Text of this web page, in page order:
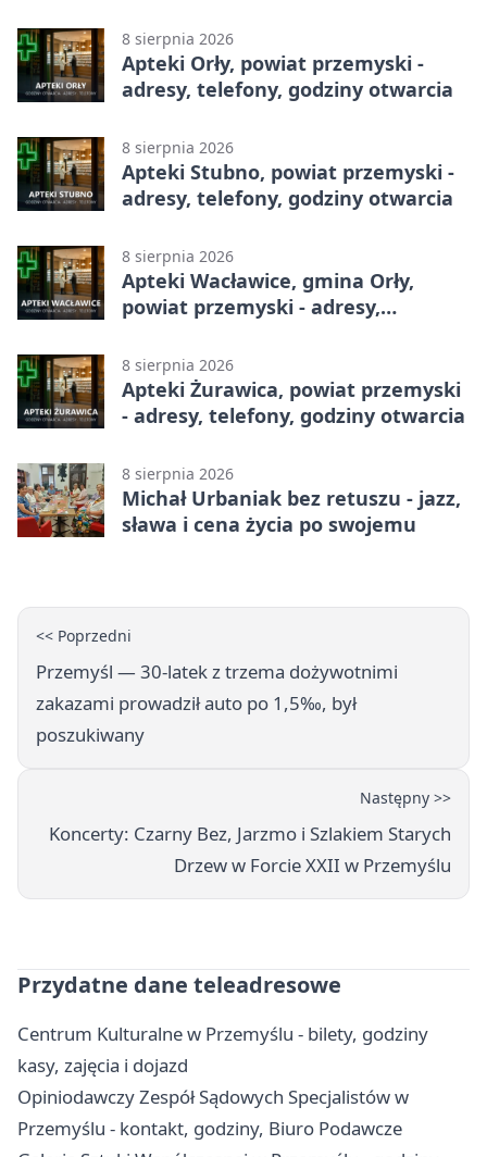
8 sierpnia 2026
Apteki Orły, powiat przemyski -
adresy, telefony, godziny otwarcia
8 sierpnia 2026
Apteki Stubno, powiat przemyski -
adresy, telefony, godziny otwarcia
8 sierpnia 2026
Apteki Wacławice, gmina Orły,
powiat przemyski - adresy,
8 sierpnia 2026
Apteki Żurawica, powiat przemyski
- adresy, telefony, godziny otwarcia
8 sierpnia 2026
Michał Urbaniak bez retuszu - jazz,
sława i cena życia po swojemu
<< Poprzedni
Przemyśl — 30-latek z trzema dożywotnimi
zakazami prowadził auto po 1,5‰, był
poszukiwany
Następny >>
Koncerty: Czarny Bez, Jarzmo i Szlakiem Starych
Drzew w Forcie XXII w Przemyślu
Przydatne dane teleadresowe
Centrum Kulturalne w Przemyślu - bilety, godziny
kasy, zajęcia i dojazd
Opiniodawczy Zespół Sądowych Specjalistów w
Przemyślu - kontakt, godziny, Biuro Podawcze